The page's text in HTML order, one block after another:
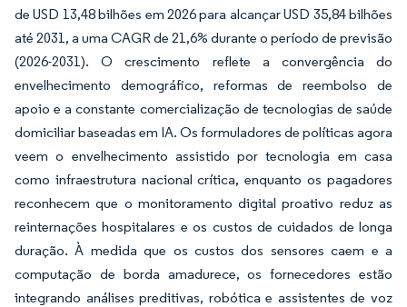
de USD 13,48 bilhões em 2026 para alcançar USD 35,84 bilhões
até 2031, a uma CAGR de 21,6% durante o período de previsão
(2026-2031). O crescimento reflete a convergência do
envelhecimento demográfico, reformas de reembolso de
apoio e a constante comercialização de tecnologias de saúde
domiciliar baseadas em IA. Os formuladores de políticas agora
veem o envelhecimento assistido por tecnologia em casa
como infraestrutura nacional crítica, enquanto os pagadores
reconhecem que o monitoramento digital proativo reduz as
reinternações hospitalares e os custos de cuidados de longa
duração. À medida que os custos dos sensores caem e a
computação de borda amadurece, os fornecedores estão
integrando análises preditivas, robótica e assistentes de voz